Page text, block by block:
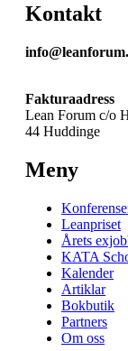
Kontakt
Fakturaadress
Lean Forum c/o
44 Huddinge
Meny
Leanpriset
Årets
KATA
Kalender
Artiklar
Bokbutik
Partners
Om oss